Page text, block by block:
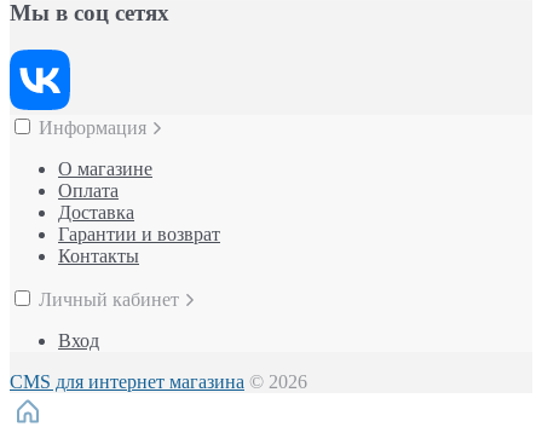
Мы в соц сетях
Информация
О магазине
Оплата
Доставка
Гарантии и возврат
Контакты
Личный кабинет
Вход
CMS для интернет магазина © 2026